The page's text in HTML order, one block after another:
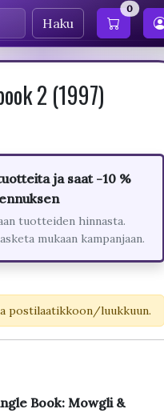
Haku
0
2 (1997)
ja saat -10 %
tuotteiden hinnasta.
mukaan kampanjaan.
postilaatikkoon/luukkuun.
Book: Mowgli &